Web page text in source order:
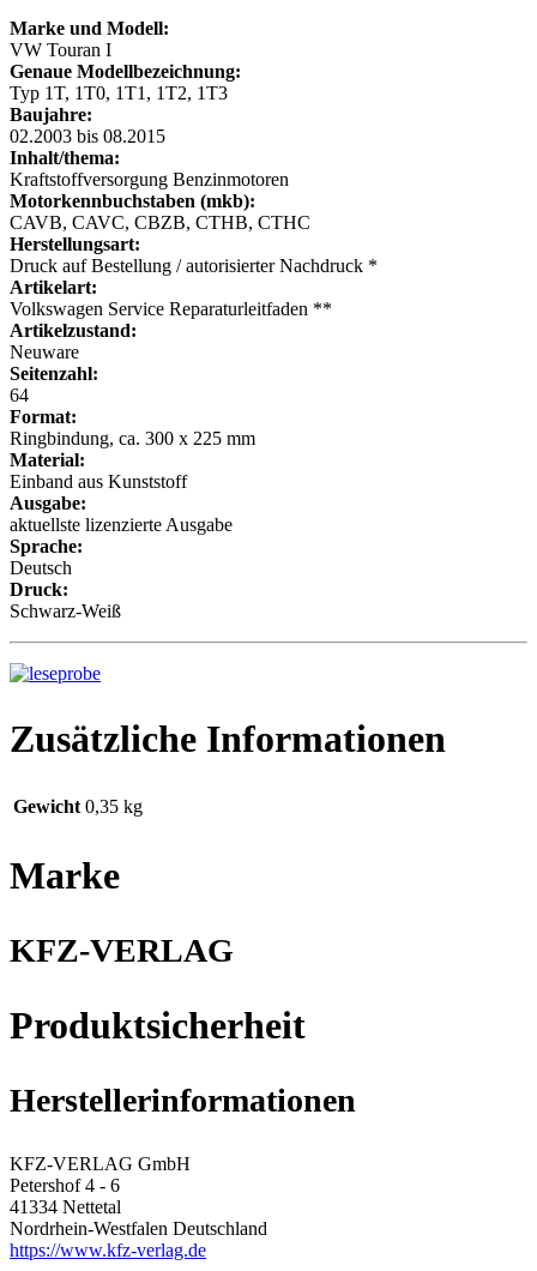
Marke und Modell:
VW Touran I
Genaue Modellbezeichnung:
Typ 1T, 1T0, 1T1, 1T2, 1T3
Baujahre:
02.2003 bis 08.2015
Inhalt/thema:
Kraftstoffversorgung Benzinmotoren
Motorkennbuchstaben (mkb):
CAVB, CAVC, CBZB, CTHB, CTHC
Herstellungsart:
Druck auf Bestellung / autorisierter Nachdruck *
Artikelart:
Volkswagen Service Reparaturleitfaden **
Artikelzustand:
Neuware
Seitenzahl:
64
Format:
Ringbindung, ca. 300 x 225 mm
Material:
Einband aus Kunststoff
Ausgabe:
aktuellste lizenzierte Ausgabe
Sprache:
Deutsch
Druck:
Schwarz-Weiß
Zusätzliche Informationen
Gewicht 0,35 kg
Marke
KFZ-VERLAG
Produktsicherheit
Herstellerinformationen
KFZ-VERLAG GmbH
Petershof 4 - 6
41334 Nettetal
Nordrhein-Westfalen Deutschland
https://www.kfz-verlag.de